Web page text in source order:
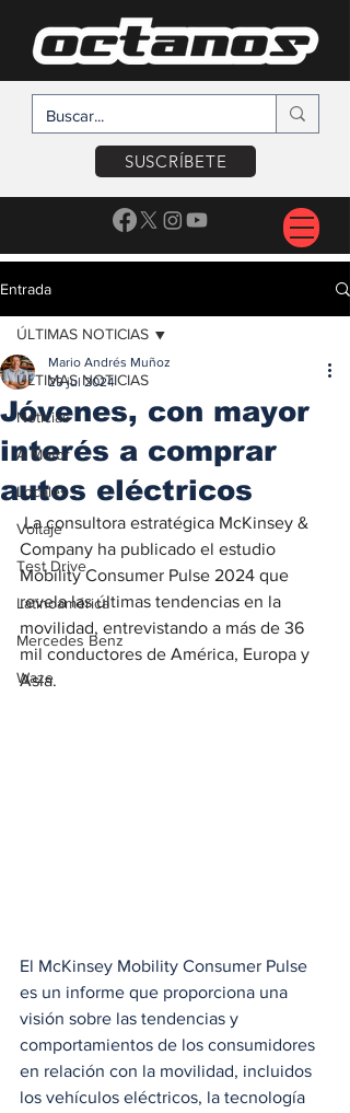
SUSCRÍBETE
Entrada
ÚLTIMAS NOTICIAS
Noticias
A Motor
Locales
Voltaje
Test Drive
Latinoamérica
Mercedes Benz
Waze
ÚLTIMAS NOTICIAS
Jóvenes, con mayor
interés a comprar
autos eléctricos
Mario Andrés Muñoz
29 jul 2024
La consultora estratégica McKinsey &
Company ha publicado el estudio
Mobility Consumer Pulse 2024 que
revela las últimas tendencias en la
movilidad, entrevistando a más de 36
mil conductores de América, Europa y
Asia.
El McKinsey Mobility Consumer Pulse
es un informe que proporciona una
visión sobre las tendencias y
comportamientos de los consumidores
en relación con la movilidad, incluidos
los vehículos eléctricos, la tecnología